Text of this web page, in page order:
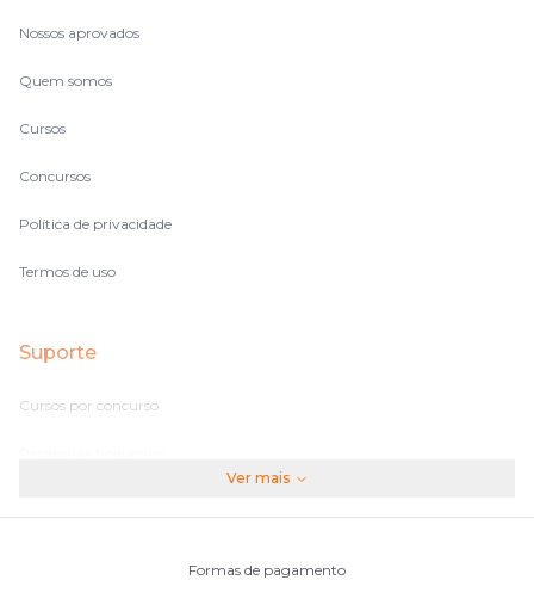
Nossos aprovados
Quem somos
Cursos
Concursos
Política de privacidade
Termos de uso
Suporte
Cursos por concurso
Ver mais
Formas de pagamento